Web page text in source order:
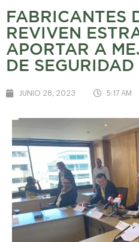
FABRICANTES
REVIVEN
APORTAR A
DE
JUNIO 28, 2023 5:17 AM